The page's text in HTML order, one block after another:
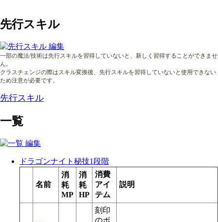
先行スキル
一部の魔法/技術は先行スキルを習得していないと、新しく習得することができませ
ん。
クラスチェンジの際はスキル変換後、先行スキルを習得していないと使用できない
ため注意が必要です。
先行スキル
一覧
ドラゴンナイト秘技1段階
名前
消
耗
MP
消
耗
HP
消費
アイ
テム
説明
刻印
のボ